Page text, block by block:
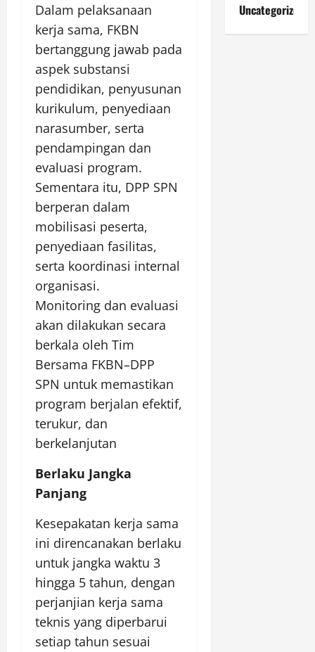
Dalam pelaksanaan
kerja sama, FKBN
bertanggung jawab pada
aspek substansi
pendidikan, penyusunan
kurikulum, penyediaan
narasumber, serta
pendampingan dan
evaluasi program.
Sementara itu, DPP SPN
berperan dalam
mobilisasi peserta,
penyediaan fasilitas,
serta koordinasi internal
organisasi.
Monitoring dan evaluasi
akan dilakukan secara
berkala oleh Tim
Bersama FKBN–DPP
SPN untuk memastikan
program berjalan efektif,
terukur, dan
berkelanjutan
Berlaku Jangka
Panjang
Kesepakatan kerja sama
ini direncanakan berlaku
untuk jangka waktu 3
hingga 5 tahun, dengan
perjanjian kerja sama
teknis yang diperbarui
setiap tahun sesuai
Uncategorized